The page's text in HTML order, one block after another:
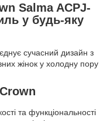
Salma ACPJ-
у будь-яку
сучасний дизайн з
жінок у холодну пору
та функціональності